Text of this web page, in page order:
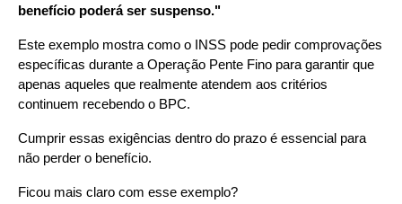
benefício poderá ser suspenso."
Este exemplo mostra como o INSS pode pedir comprovações
específicas durante a Operação Pente Fino para garantir que
apenas aqueles que realmente atendem aos critérios
continuem recebendo o BPC.
Cumprir essas exigências dentro do prazo é essencial para
não perder o benefício.
Ficou mais claro com esse exemplo?